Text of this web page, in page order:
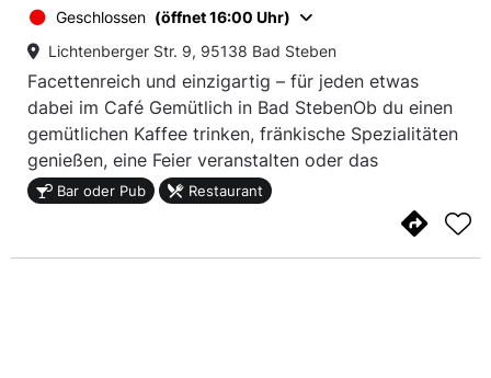
Geschlossen (öffnet 16:00 Uhr)
Lichtenberger Str. 9, 95138 Bad Steben
Facettenreich und einzigartig – für jeden etwas
dabei im Café Gemütlich in Bad StebenOb du einen
gemütlichen Kaffee trinken, fränkische Spezialitäten
genießen, eine Feier veranstalten oder das
Wochenende mit Livemusik und Tanz verbringen
möchtest – das „Café Gemütlich“ ist der Treffpunkt
für alle. Ein buntes Programm auch unter der Woche
lädt zum Verweilen und Genießen ein.
Bar oder Pub Restaurant